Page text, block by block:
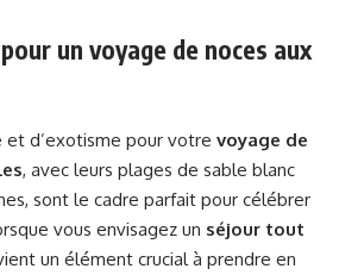
un voyage de noces aux
et d’exotisme pour votre voyage de
, avec leurs plages de sable blanc
sont le cadre parfait pour célébrer
vous envisagez un séjour tout
un élément crucial à prendre en